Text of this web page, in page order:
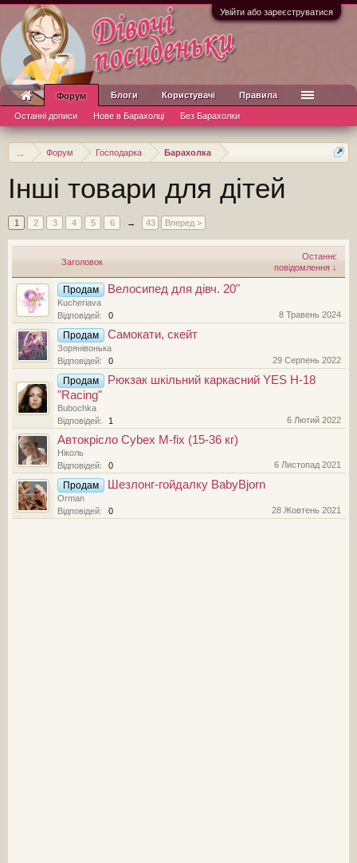
Увійти або зареєструватися
Форум Господарка Барахолка
Інші товари для дітей
1 2 3 4 5 6 → 43 Вперед >
Заголовок
Останнє
повідомлення ↓
Продам Велосипед для дівч. 20"
Kucheriava
Відповідей:
0 8 Травень 2024
Продам Самокати, скейт
Зорянівонька
Відповідей:
0 29 Серпень 2022
Продам
Рюкзак шкільний каркасний YES H-18
"Racing"
Bubochka
Відповідей:
1 6 Лютий 2022
Автокрісло Cybex M-fix (15-36 кг)
Ніколь
Відповідей:
0 6 Листопад 2021
Продам Шезлонг-гойдалку BabyBjorn
Orman
Відповідей:
0 28 Жовтень 2021
Форум
Останні дописи Нове в Барахолці Без Барахолки
Блоги Користувачі Правила